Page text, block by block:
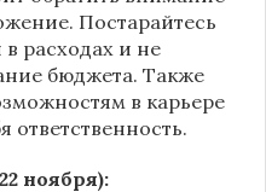
Постарайтесь
расходах и не
бюджета. Также
в карьере
ответственность.
ноября):